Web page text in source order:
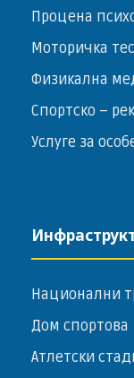
Процена
Моторичка
Физикална
Спортско –
Услуге за
Национални
Дом спортова
Атлетски